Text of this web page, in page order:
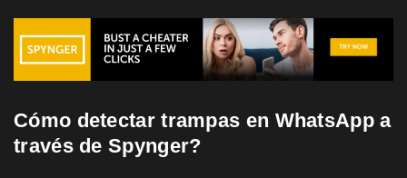
Cómo detectar trampas en WhatsApp a
través de Spynger?